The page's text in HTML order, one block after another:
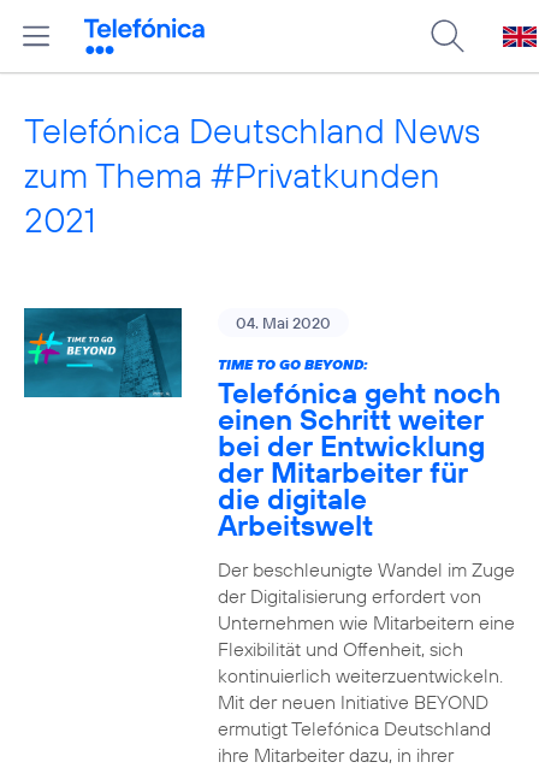
Telefónica Deutschland News
zum Thema #Privatkunden
2021
04. Mai 2020
TIME TO GO BEYOND:
Telefónica geht noch
einen Schritt weiter
bei der Entwicklung
der Mitarbeiter für
die digitale
Arbeitswelt
Der beschleunigte Wandel im Zuge
der Digitalisierung erfordert von
Unternehmen wie Mitarbeitern eine
Flexibilität und Offenheit, sich
kontinuierlich weiterzuentwickeln.
Mit der neuen Initiative BEYOND
ermutigt Telefónica Deutschland
ihre Mitarbeiter dazu, in ihrer